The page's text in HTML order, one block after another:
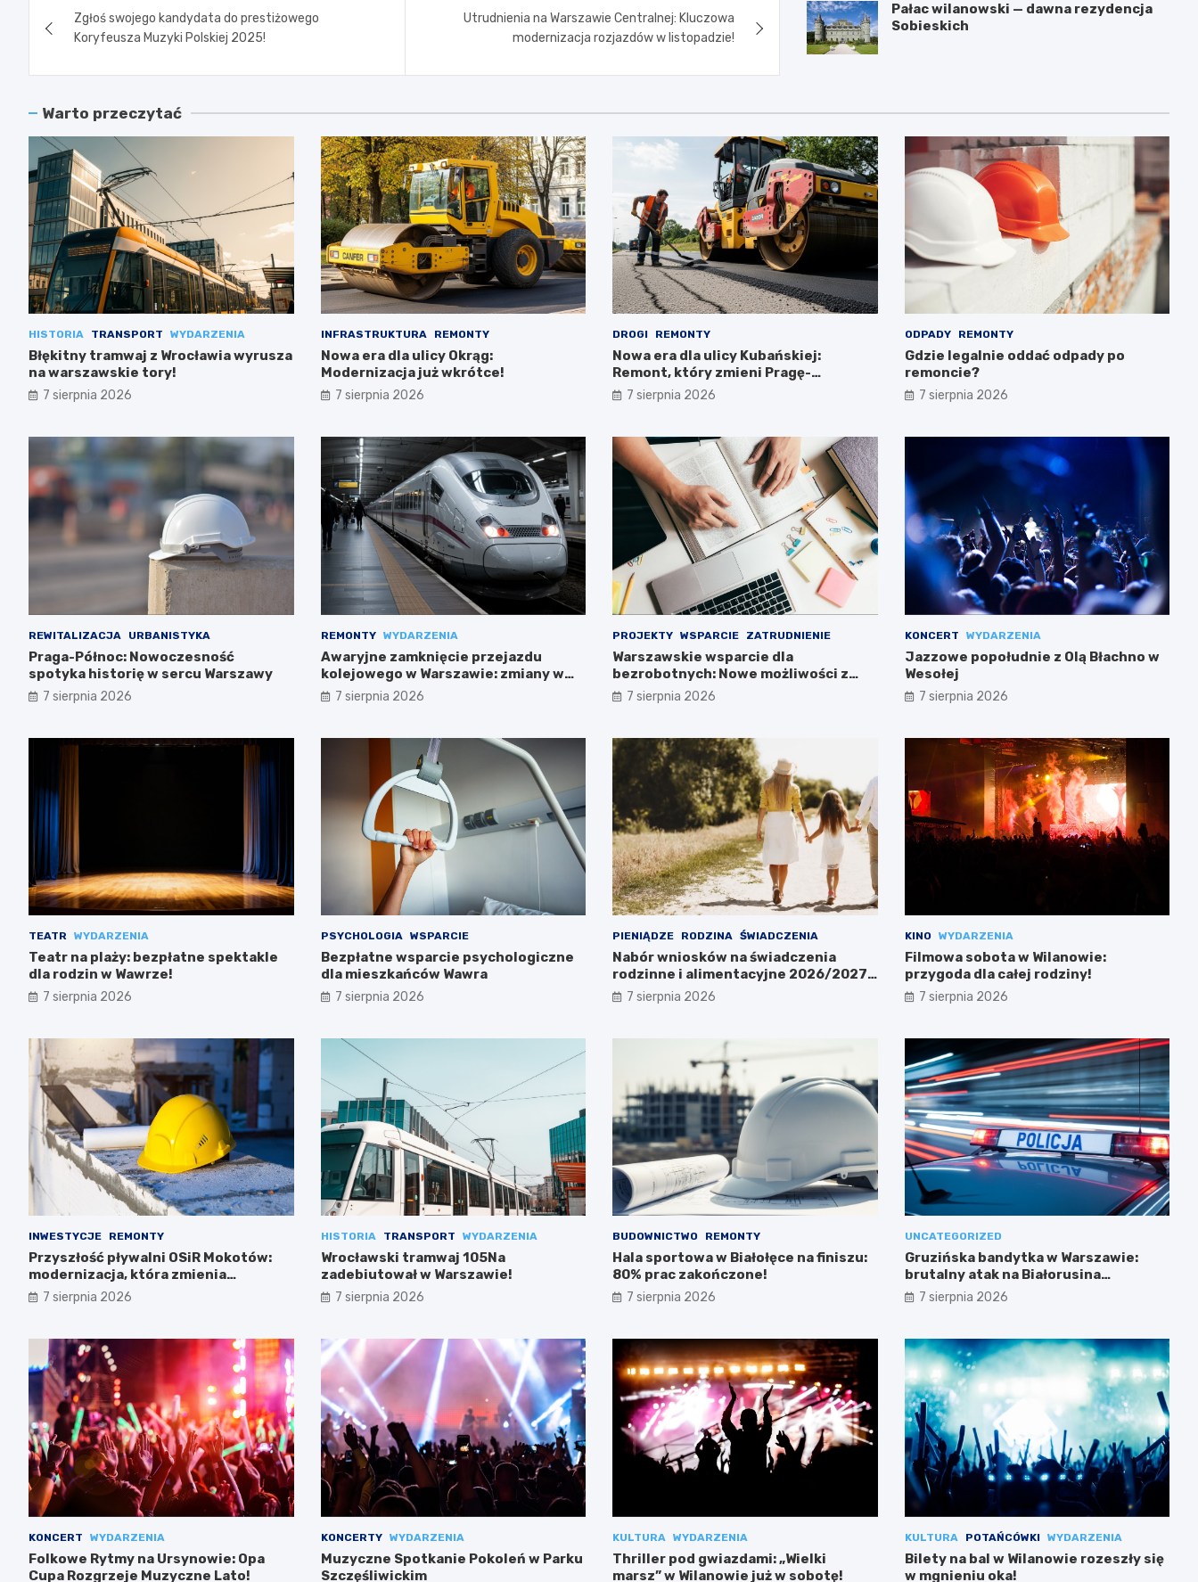
wpisu
Zgłoś swojego kandydata do prestiżowego
Koryfeusza Muzyki Polskiej 2025!
Utrudnienia na Warszawie Centralnej: Kluczowa
modernizacja rozjazdów w listopadzie!
Pałac wilanowski — dawna rezydencja
Sobieskich
Warto przeczytać
HISTORIA TRANSPORT WYDARZENIA
Błękitny tramwaj z Wrocławia wyrusza
na warszawskie tory!
7 sierpnia 2026
INFRASTRUKTURA REMONTY
Nowa era dla ulicy Okrąg:
Modernizacja już wkrótce!
7 sierpnia 2026
DROGI REMONTY
Nowa era dla ulicy Kubańskiej:
Remont, który zmieni Pragę-
Południe!
7 sierpnia 2026
ODPADY REMONTY
Gdzie legalnie oddać odpady po
remoncie?
7 sierpnia 2026
REWITALIZACJA URBANISTYKA
Praga-Północ: Nowoczesność
spotyka historię w sercu Warszawy
7 sierpnia 2026
REMONTY WYDARZENIA
Awaryjne zamknięcie przejazdu
kolejowego w Warszawie: zmiany w
trasach mieszkańców
7 sierpnia 2026
PROJEKTY WSPARCIE ZATRUDNIENIE
Warszawskie wsparcie dla
bezrobotnych: Nowe możliwości z
projektem FEM III
7 sierpnia 2026
KONCERT WYDARZENIA
Jazzowe popołudnie z Olą Błachno w
Wesołej
7 sierpnia 2026
TEATR WYDARZENIA
Teatr na plaży: bezpłatne spektakle
dla rodzin w Wawrze!
7 sierpnia 2026
PSYCHOLOGIA WSPARCIE
Bezpłatne wsparcie psychologiczne
dla mieszkańców Wawra
7 sierpnia 2026
PIENIĄDZE RODZINA ŚWIADCZENIA
Nabór wniosków na świadczenia
rodzinne i alimentacyjne 2026/2027
już w lipcu!
7 sierpnia 2026
KINO WYDARZENIA
Filmowa sobota w Wilanowie:
przygoda dla całej rodziny!
7 sierpnia 2026
INWESTYCJE REMONTY
Przyszłość pływalni OSiR Mokotów:
modernizacja, która zmienia
wszystko
7 sierpnia 2026
HISTORIA TRANSPORT WYDARZENIA
Wrocławski tramwaj 105Na
zadebiutował w Warszawie!
7 sierpnia 2026
BUDOWNICTWO REMONTY
Hala sportowa w Białołęce na finiszu:
80% prac zakończone!
7 sierpnia 2026
UNCATEGORIZED
Gruzińska bandytka w Warszawie:
brutalny atak na Białorusina
zakończony aresztowaniem
7 sierpnia 2026
KONCERT WYDARZENIA
Folkowe Rytmy na Ursynowie: Opa
Cupa Rozgrzeje Muzyczne Lato!
KONCERTY WYDARZENIA
Muzyczne Spotkanie Pokoleń w Parku
Szczęśliwickim
KULTURA WYDARZENIA
Thriller pod gwiazdami: „Wielki
marsz” w Wilanowie już w sobotę!
KULTURA POTAŃCÓWKI WYDARZENIA
Bilety na bal w Wilanowie rozeszły się
w mgnieniu oka!